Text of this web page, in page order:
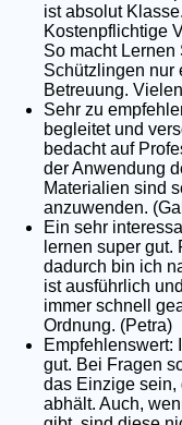
ist absolut
Kostenpflichtige
So macht
Schützlingen nur
Betreuung.
Sehr zu
begleitet und
bedacht auf
der Anwendung
Materialien sind
anzuwenden.
Ein sehr
lernen super
dadurch bin ich
ist ausführlich
immer schnell
Ordnung. (Petra)
Empfehlenswert:
gut. Bei Fragen
das Einzige sein,
abhält. Auch,